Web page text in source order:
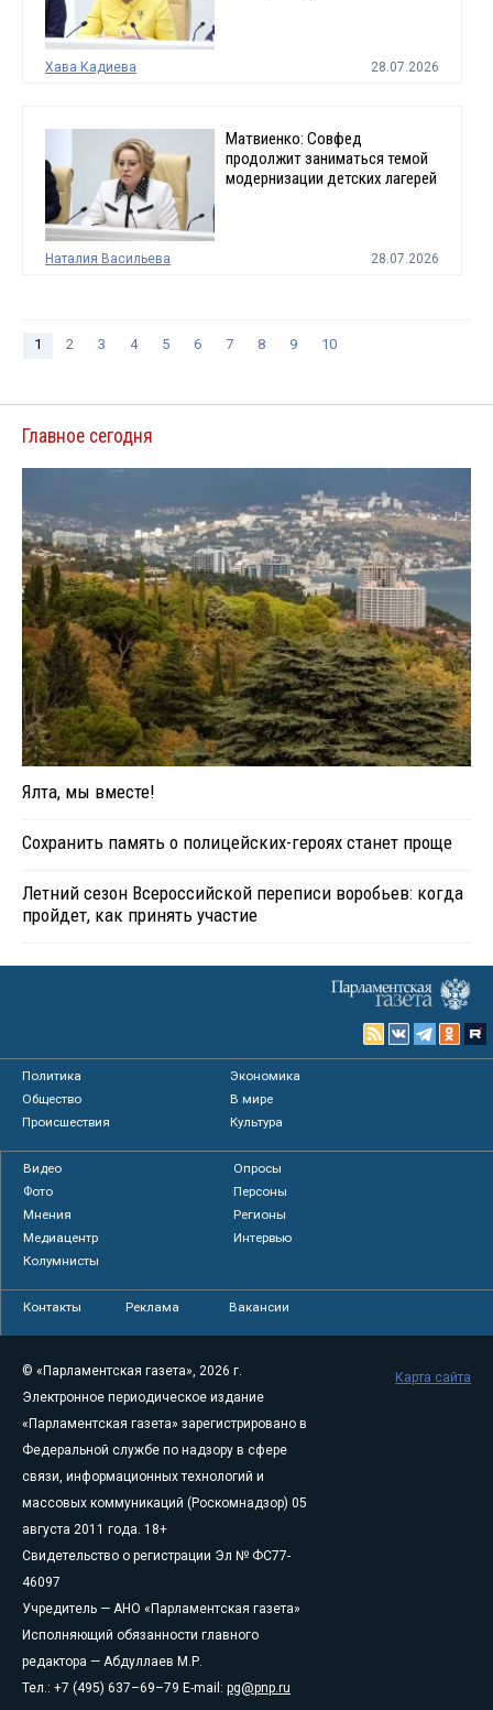
Хава Кадиева 28.07.2026
Матвиенко: Совфед
продолжит заниматься темой
модернизации детских лагерей
Наталия Васильева 28.07.2026
1 2 3 4 5 6 7 8 9 10
Главное сегодня
Ялта, мы вместе!
Сохранить память о полицейских-героях станет проще
Летний сезон Всероссийской переписи воробьев: когда
пройдет, как принять участие
Политика
Экономика
Общество
В мире
Происшествия
Культура
Видео
Опросы
Фото
Персоны
Мнения
Регионы
Медиацентр
Интервью
Колумнисты
Контакты Реклама Вакансии
© «Парламентская газета», 2026 г.
Электронное периодическое издание
«Парламентская газета» зарегистрировано в
Федеральной службе по надзору в сфере
связи, информационных технологий и
массовых коммуникаций (Роскомнадзор) 05
августа 2011 года. 18+
Свидетельство о регистрации Эл № ФС77-
46097
Учредитель — АНО «Парламентская газета»
Исполняющий обязанности главного
редактора — Абдуллаев М.Р.
Тел.: +7 (495) 637–69–79 E-mail: pg@pnp.ru
Карта сайта